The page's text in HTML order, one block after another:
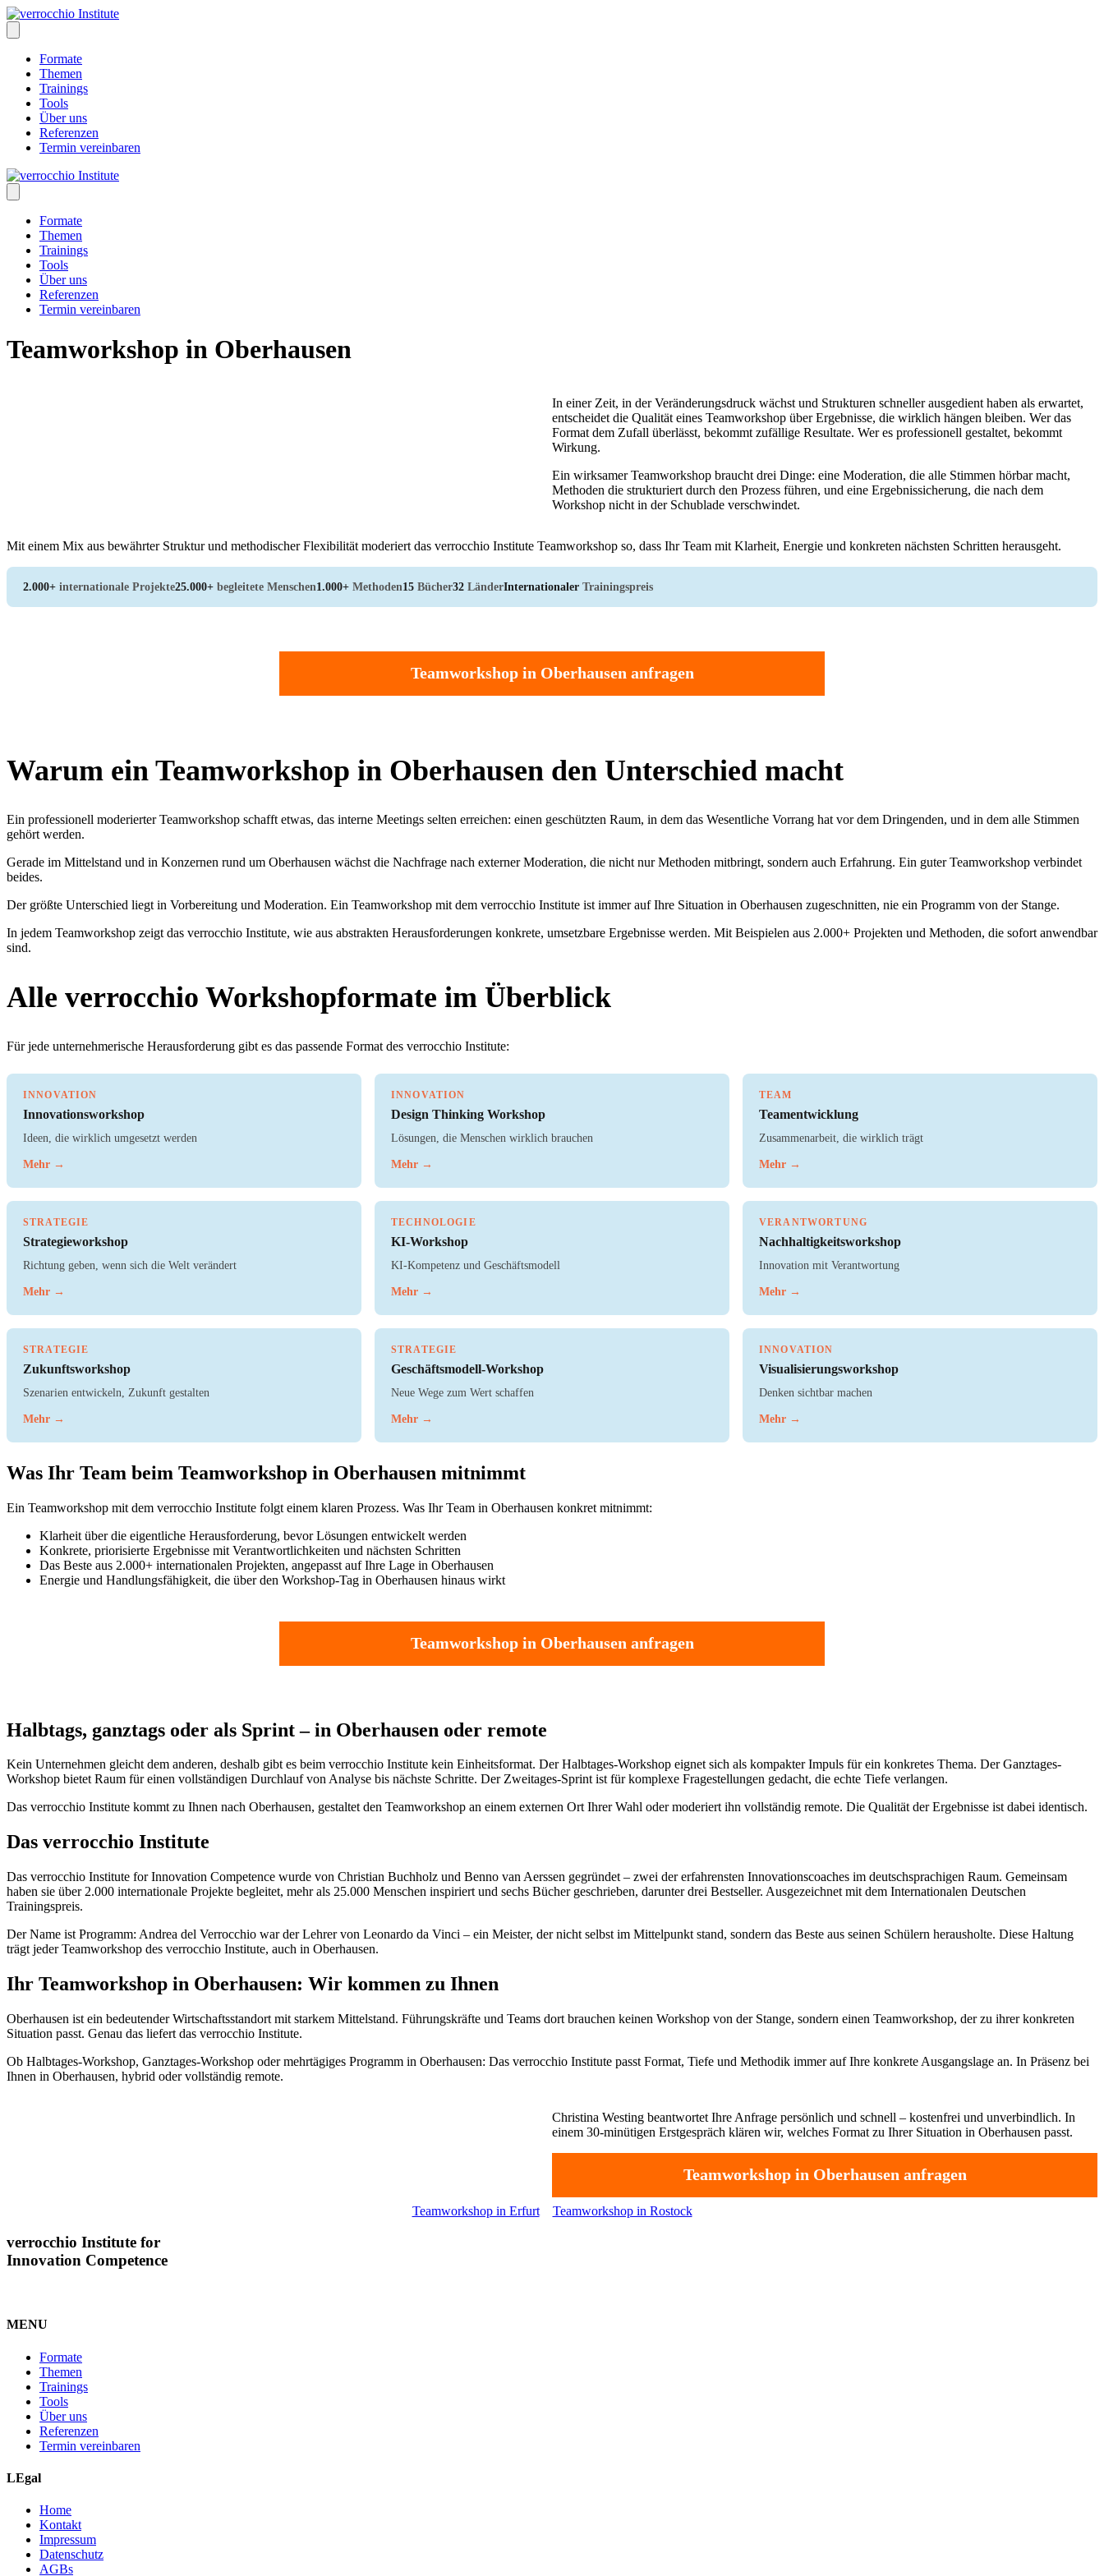
Skip
to
content
Formate
Themen
Trainings
Tools
Über uns
Referenzen
Termin vereinbaren
Formate
Themen
Trainings
Tools
Über uns
Referenzen
Termin vereinbaren
Teamworkshop in Oberhausen
In einer Zeit, in der Veränderungsdruck wächst und Strukturen schneller ausgedient haben als erwartet,
entscheidet die Qualität eines Teamworkshop über Ergebnisse, die wirklich hängen bleiben. Wer das
Format dem Zufall überlässt, bekommt zufällige Resultate. Wer es professionell gestaltet, bekommt
Wirkung.
Ein wirksamer Teamworkshop braucht drei Dinge: eine Moderation, die alle Stimmen hörbar macht,
Methoden die strukturiert durch den Prozess führen, und eine Ergebnissicherung, die nach dem
Workshop nicht in der Schublade verschwindet.
Mit einem Mix aus bewährter Struktur und methodischer Flexibilität moderiert das verrocchio Institute Teamworkshop so, dass Ihr Team mit Klarheit, Energie und konkreten nächsten Schritten herausgeht.
2.000+ internationale Projekte25.000+ begleitete Menschen1.000+ Methoden15 Bücher32 LänderInternationaler Trainingspreis
Teamworkshop in Oberhausen anfragen
Warum ein Teamworkshop in Oberhausen den Unterschied macht
Ein professionell moderierter Teamworkshop schafft etwas, das interne Meetings selten erreichen: einen geschützten Raum, in dem das Wesentliche Vorrang hat vor dem Dringenden, und in dem alle Stimmen
gehört werden.
Gerade im Mittelstand und in Konzernen rund um Oberhausen wächst die Nachfrage nach externer Moderation, die nicht nur Methoden mitbringt, sondern auch Erfahrung. Ein guter Teamworkshop verbindet
beides.
Der größte Unterschied liegt in Vorbereitung und Moderation. Ein Teamworkshop mit dem verrocchio Institute ist immer auf Ihre Situation in Oberhausen zugeschnitten, nie ein Programm von der Stange.
In jedem Teamworkshop zeigt das verrocchio Institute, wie aus abstrakten Herausforderungen konkrete, umsetzbare Ergebnisse werden. Mit Beispielen aus 2.000+ Projekten und Methoden, die sofort anwendbar
sind.
Alle verrocchio Workshopformate im Überblick
Für jede unternehmerische Herausforderung gibt es das passende Format des verrocchio Institute:
INNOVATION
Innovationsworkshop
Ideen, die wirklich umgesetzt werden
Mehr →
INNOVATION
Design Thinking Workshop
Lösungen, die Menschen wirklich brauchen
Mehr →
TEAM
Teamentwicklung
Zusammenarbeit, die wirklich trägt
Mehr →
STRATEGIE
Strategieworkshop
Richtung geben, wenn sich die Welt verändert
Mehr →
TECHNOLOGIE
KI-Workshop
KI-Kompetenz und Geschäftsmodell
Mehr →
VERANTWORTUNG
Nachhaltigkeitsworkshop
Innovation mit Verantwortung
Mehr →
STRATEGIE
Zukunftsworkshop
Szenarien entwickeln, Zukunft gestalten
Mehr →
STRATEGIE
Geschäftsmodell-Workshop
Neue Wege zum Wert schaffen
Mehr →
INNOVATION
Visualisierungsworkshop
Denken sichtbar machen
Mehr →
Was Ihr Team beim Teamworkshop in Oberhausen mitnimmt
Ein Teamworkshop mit dem verrocchio Institute folgt einem klaren Prozess. Was Ihr Team in Oberhausen konkret mitnimmt:
Klarheit über die eigentliche Herausforderung, bevor Lösungen entwickelt werden
Konkrete, priorisierte Ergebnisse mit Verantwortlichkeiten und nächsten Schritten
Das Beste aus 2.000+ internationalen Projekten, angepasst auf Ihre Lage in Oberhausen
Energie und Handlungsfähigkeit, die über den Workshop-Tag in Oberhausen hinaus wirkt
Teamworkshop in Oberhausen anfragen
Halbtags, ganztags oder als Sprint – in Oberhausen oder remote
Kein Unternehmen gleicht dem anderen, deshalb gibt es beim verrocchio Institute kein Einheitsformat. Der Halbtages-Workshop eignet sich als kompakter Impuls für ein konkretes Thema. Der Ganztages-
Workshop bietet Raum für einen vollständigen Durchlauf von Analyse bis nächste Schritte. Der Zweitages-Sprint ist für komplexe Fragestellungen gedacht, die echte Tiefe verlangen.
Das verrocchio Institute kommt zu Ihnen nach Oberhausen, gestaltet den Teamworkshop an einem externen Ort Ihrer Wahl oder moderiert ihn vollständig remote. Die Qualität der Ergebnisse ist dabei identisch.
Das verrocchio Institute
Das verrocchio Institute for Innovation Competence wurde von Christian Buchholz und Benno van Aerssen gegründet – zwei der erfahrensten Innovationscoaches im deutschsprachigen Raum. Gemeinsam
haben sie über 2.000 internationale Projekte begleitet, mehr als 25.000 Menschen inspiriert und sechs Bücher geschrieben, darunter drei Bestseller. Ausgezeichnet mit dem Internationalen Deutschen
Trainingspreis.
Der Name ist Programm: Andrea del Verrocchio war der Lehrer von Leonardo da Vinci – ein Meister, der nicht selbst im Mittelpunkt stand, sondern das Beste aus seinen Schülern herausholte. Diese Haltung
trägt jeder Teamworkshop des verrocchio Institute, auch in Oberhausen.
Ihr Teamworkshop in Oberhausen: Wir kommen zu Ihnen
Oberhausen ist ein bedeutender Wirtschaftsstandort mit starkem Mittelstand. Führungskräfte und Teams dort brauchen keinen Workshop von der Stange, sondern einen Teamworkshop, der zu ihrer konkreten
Situation passt. Genau das liefert das verrocchio Institute.
Ob Halbtages-Workshop, Ganztages-Workshop oder mehrtägiges Programm in Oberhausen: Das verrocchio Institute passt Format, Tiefe und Methodik immer auf Ihre konkrete Ausgangslage an. In Präsenz bei
Ihnen in Oberhausen, hybrid oder vollständig remote.
Christina Westing beantwortet Ihre Anfrage persönlich und schnell – kostenfrei und unverbindlich. In
einem 30-minütigen Erstgespräch klären wir, welches Format zu Ihrer Situation in Oberhausen passt.
Teamworkshop in Oberhausen anfragen
Teamworkshop in Erfurt Teamworkshop in Rostock
verrocchio Institute for
Innovation Competence
MENU
Formate
Themen
Trainings
Tools
Über uns
Referenzen
Termin vereinbaren
LEgal
Home
Kontakt
Impressum
Datenschutz
AGBs